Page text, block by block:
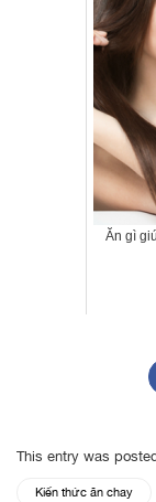
Ăn gì
This entry was
Kiến thức ăn chay